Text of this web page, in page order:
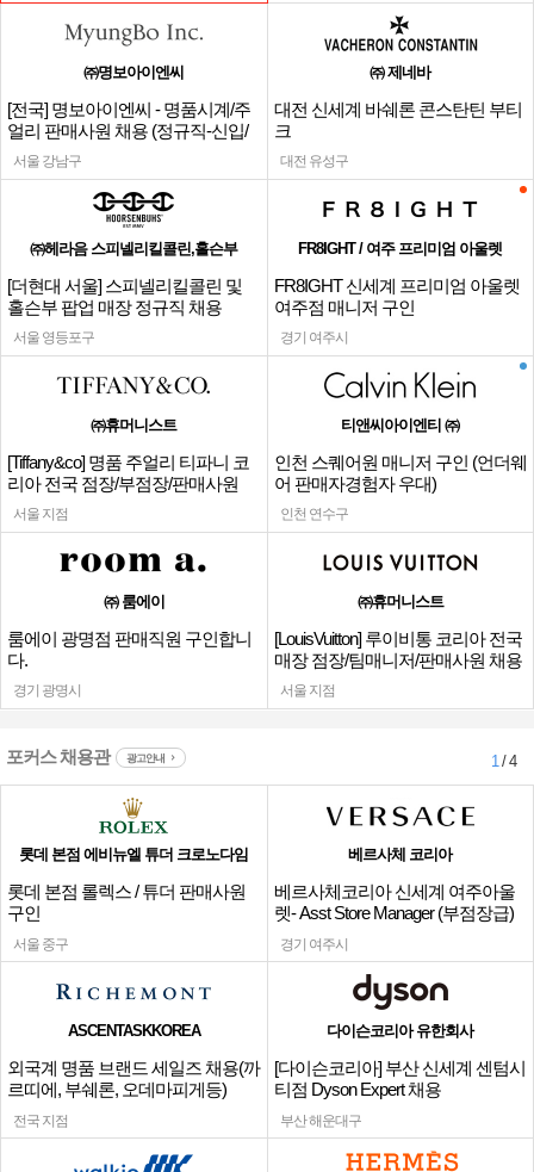
㈜명보아이엔씨
[전국] 명보아이엔씨 - 명품시계/주
얼리 판매사원 채용 (정규직-신입/
경력)
서울 강남구
㈜ 제네바
대전 신세계 바쉐론 콘스탄틴 부티
크
대전 유성구
㈜헤라음 스피넬리킬콜린,홀슨부
[더현대 서울] 스피넬리킬콜린 및
홀슨부 팝업 매장 정규직 채용
서울 영등포구
FR8IGHT / 여주 프리미엄 아울렛
FR8IGHT 신세계 프리미엄 아울렛
여주점 매니저 구인
경기 여주시
㈜휴머니스트
[Tiffany&co] 명품 주얼리 티파니 코
리아 전국 점장/부점장/판매사원
서울 지점
티앤씨아이엔티 ㈜
인천 스퀘어원 매니저 구인 (언더웨
어 판매자경험자 우대)
인천 연수구
㈜ 룸에이
룸에이 광명점 판매직원 구인합니
다.
경기 광명시
㈜휴머니스트
[LouisVuitton] 루이비통 코리아 전국
매장 점장/팀매니저/판매사원 채용
서울 지점
포커스 채용관 광고안내 1/ 4
롯데 본점 에비뉴엘 튜더 크로노다임
롯데 본점 롤렉스 / 튜더 판매사원
구인
서울 중구
베르사체 코리아
베르사체코리아 신세계 여주아울
렛- Asst Store Manager (부점장급)
채용
경기 여주시
ASCENTASKKOREA
외국계 명품 브랜드 세일즈 채용(까
르띠에, 부쉐론, 오데마피게등)
전국 지점
다이슨코리아 유한회사
[다이슨코리아] 부산 신세계 센텀시
티점 Dyson Expert 채용
부산 해운대구